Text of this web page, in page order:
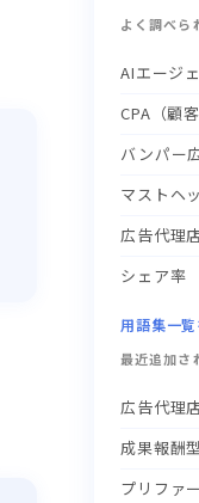
よく調べら
AIエージ
CPA（顧
バンパー
マストヘ
広告代理
シェア率
用語集一
最近追加さ
広告代理
成果報酬
プリファ